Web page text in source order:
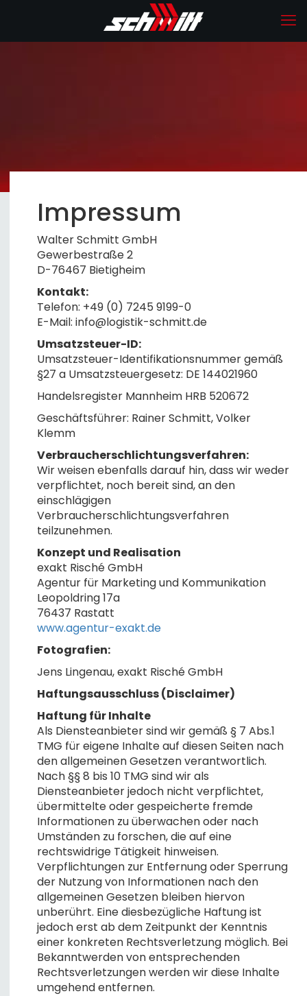
Impressum
Walter Schmitt GmbH
Gewerbestraße 2
D-76467 Bietigheim
Kontakt:
Telefon: +49 (0) 7245 9199-0
E-Mail: info@logistik-schmitt.de
Umsatzsteuer-ID:
Umsatzsteuer-Identifikationsnummer gemäß
§27 a Umsatzsteuergesetz: DE 144021960
Handelsregister Mannheim HRB 520672
Geschäftsführer: Rainer Schmitt, Volker
Klemm
Verbraucherschlichtungsverfahren:
Wir weisen ebenfalls darauf hin, dass wir weder
verpflichtet, noch bereit sind, an den
einschlägigen
Verbraucherschlichtungsverfahren
teilzunehmen.
Konzept und Realisation
exakt Risché GmbH
Agentur für Marketing und Kommunikation
Leopoldring 17a
76437 Rastatt
www.agentur-exakt.de
Fotografien:
Jens Lingenau, exakt Risché GmbH
Haftungsausschluss (Disclaimer)
Haftung für Inhalte
Als Diensteanbieter sind wir gemäß § 7 Abs.1
TMG für eigene Inhalte auf diesen Seiten nach
den allgemeinen Gesetzen verantwortlich.
Nach §§ 8 bis 10 TMG sind wir als
Diensteanbieter jedoch nicht verpflichtet,
übermittelte oder gespeicherte fremde
Informationen zu überwachen oder nach
Umständen zu forschen, die auf eine
rechtswidrige Tätigkeit hinweisen.
Verpflichtungen zur Entfernung oder Sperrung
der Nutzung von Informationen nach den
allgemeinen Gesetzen bleiben hiervon
unberührt. Eine diesbezügliche Haftung ist
jedoch erst ab dem Zeitpunkt der Kenntnis
einer konkreten Rechtsverletzung möglich. Bei
Bekanntwerden von entsprechenden
Rechtsverletzungen werden wir diese Inhalte
umgehend entfernen.